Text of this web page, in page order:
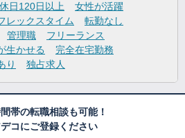
日120日以上
女性が活躍
レックスタイム
転勤なし
管理職
フリーランス
生かせる
完全在宅勤務
り 独占求人
帯の転職相談も可能！
コにご登録ください